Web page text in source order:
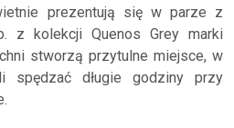
prezentują się w parze z
z kolekcji Quenos Grey marki
stworzą przytulne miejsce, w
spędzać długie godziny przy